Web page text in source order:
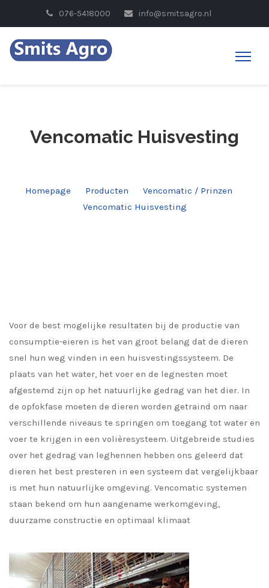
076-5418000 info@smitsagro.nl
Vencomatic Huisvesting
Homepage Producten
Vencomatic / Prinzen
Vencomatic Huisvesting
Voor de best mogelijke resultaten bij de productie van
consumptie-eieren is het van groot belang dat de dieren
snel hun weg vinden in een huisvestingssysteem. De
plaats van het water, het voer en de legnesten moet
afgestemd zijn op het natuurlijke gedrag van het dier. In
de opfokfase moeten de dieren worden getraind om naar
verschillende niveaus te springen om toegang tot water en
voer te krijgen in een volièresysteem. Uitgebreide studies
over het gedrag van leghennen hebben ons geleerd dat
dieren het best presteren in een systeem dat vergelijkbaar
is met hun natuurlijke omgeving. Vencomatic systemen
staan bekend om hun aangename werkomgeving,
duurzame constructie en optimaal klimaat